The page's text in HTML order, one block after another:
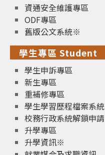
資通安全維護專區
ODF專區
舊版公文系統※
學生專區 Student
學生申訴專區
新生專區
重補修專區
學生學習歷程檔案系統
校務行政系統解鎖申請
升學專區
升學資訊※